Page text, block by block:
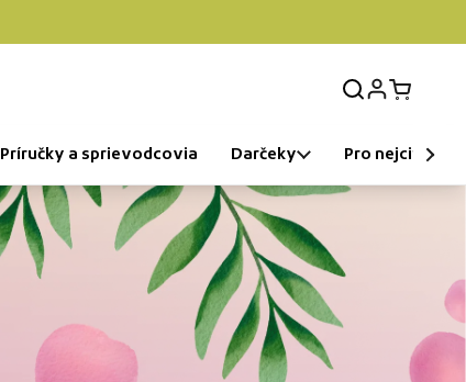
LoginOpen
Príručky a sprievodcovia Darčeky Pro nejcitlivější